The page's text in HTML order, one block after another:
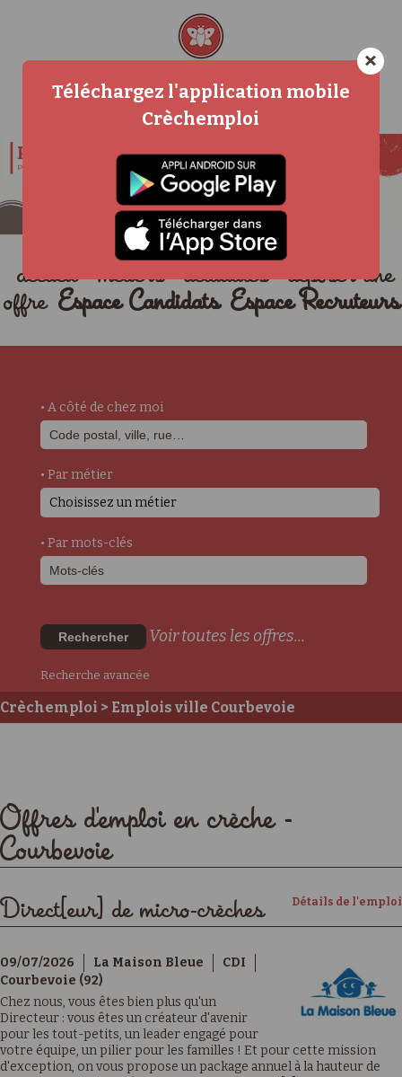
accueil métiers actualités
déposer une
offre Espace Candidats Espace Recruteurs
• A côté de chez moi
• Par métier
Choisissez un métier
• Par mots-clés
Rechercher Voir toutes les offres...
Recherche avancée
Crèchemploi > Emplois ville Courbevoie
Offres d'emploi en crèche -
Courbevoie
Détails de l'emploi
Direct[eur] de micro-crèches
09/07/2026 La Maison Bleue
CDI
Courbevoie (92)
Chez nous, vous êtes bien plus qu'un
Directeur : vous êtes un créateur d'avenir
pour les tout-petits, un leader engagé pour
votre équipe, un pilier pour les familles ! Et pour cette mission
d'exception, on vous propose un package annuel à la hauteur de
×
Téléchargez l'application mobile
Crèchemploi